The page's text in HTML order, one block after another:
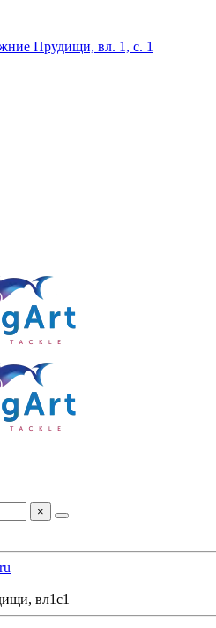
Прудищи, вл. 1, с. 1
×
вл1с1